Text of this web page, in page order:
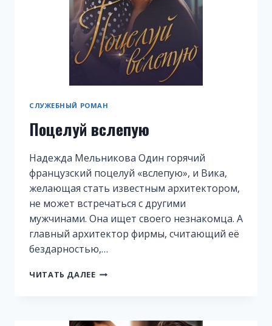
СЛУЖЕБНЫЙ РОМАН
Поцелуй вслепую
Надежда Мельникова Один горячий
французский поцелуй «вслепую», и Вика,
желающая стать известным архитектором,
не может встречаться с другими
мужчинами. Она ищет своего незнакомца. А
главный архитектор фирмы, считающий её
бездарностью,…
ЧИТАТЬ ДАЛЕЕ ПОЦЕЛУЙ